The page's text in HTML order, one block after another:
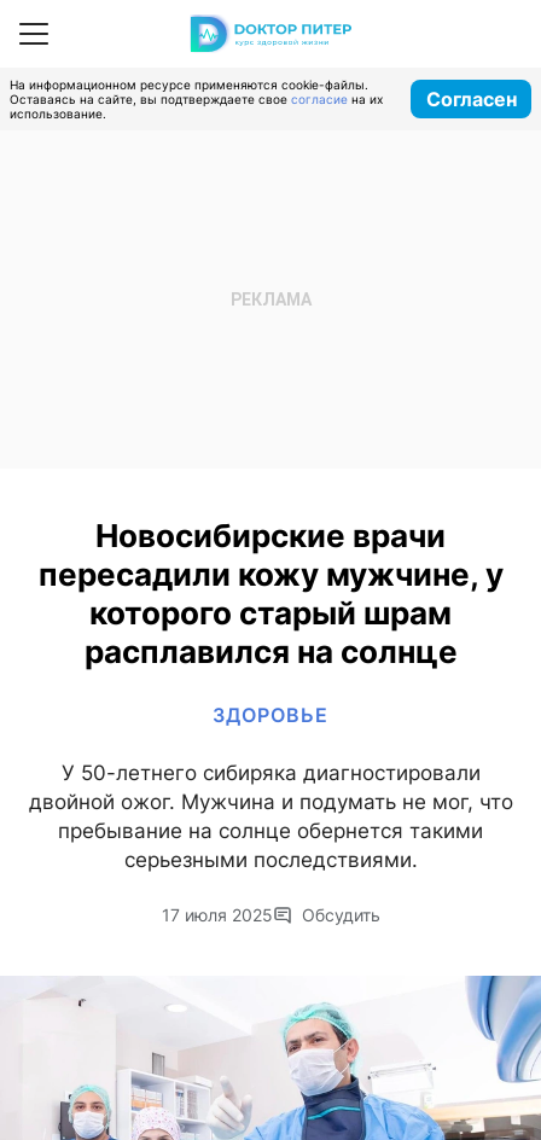
На информационном ресурсе применяются cookie-файлы.
Оставаясь на сайте, вы подтверждаете свое согласие на их
использование.
Согласен
Новосибирские врачи
пересадили кожу мужчине, у
которого старый шрам
расплавился на солнце
ЗДОРОВЬЕ
У 50-летнего сибиряка диагностировали
двойной ожог. Мужчина и подумать не мог, что
пребывание на солнце обернется такими
серьезными последствиями.
17 июля 2025 Обсудить